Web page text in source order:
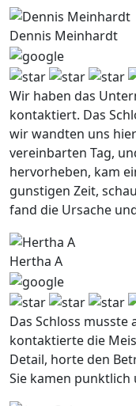
Dennis Meinhardt
Wir haben das
kontaktiert. Das
wir wandten uns
vereinbarten Tag,
hervorheben, kam
gunstigen Zeit,
fand die Ursache
Hertha A
Das Schloss
kontaktierte die
Detail, horte den
Sie kamen punktlich